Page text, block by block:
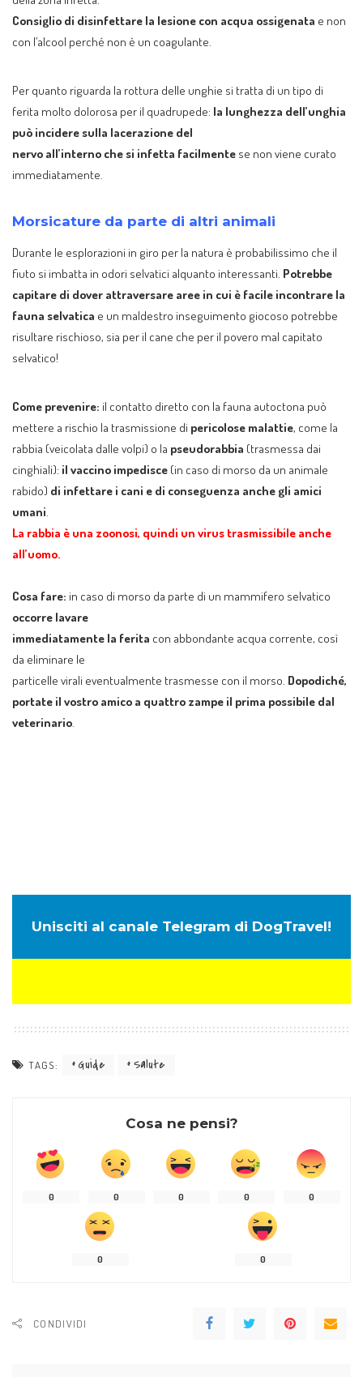
Consiglio di disinfettare la lesione con acqua ossigenata e non
con l’alcool perché non è un coagulante.
Per quanto riguarda la rottura delle unghie si tratta di un tipo di
ferita molto dolorosa per il quadrupede: la lunghezza dell’unghia
può incidere sulla lacerazione del
nervo all’interno che si infetta facilmente se non viene curato
immediatamente.
Morsicature da parte di altri animali
Durante le esplorazioni in giro per la natura è probabilissimo che il
fiuto si imbatta in odori selvatici alquanto interessanti. Potrebbe
capitare di dover attraversare aree in cui è facile incontrare la
fauna selvatica e un maldestro inseguimento giocoso potrebbe
risultare rischioso, sia per il cane che per il povero mal capitato
selvatico!
Come prevenire: il contatto diretto con la fauna autoctona può
mettere a rischio la trasmissione di pericolose malattie, come la
rabbia (veicolata dalle volpi) o la pseudorabbia (trasmessa dai
cinghiali): il vaccino impedisce (in caso di morso da un animale
rabido) di infettare i cani e di conseguenza anche gli amici
umani
La rabbia è una zoonosi, quindi un virus trasmissibile anche
all’uomo.
Cosa fare: in caso di morso da parte di un mammifero selvatico
occorre lavare
immediatamente la ferita con abbondante acqua corrente, così
da eliminare le
particelle virali eventualmente trasmesse con il morso. Dopodiché,
portate il vostro amico a quattro zampe il prima possibile dal
veterinario
Unisciti al canale Telegram di DogTravel!
TAGS: Guide Salute
Cosa ne pensi?
0 0 0 0 0
0 0
CONDIVIDI